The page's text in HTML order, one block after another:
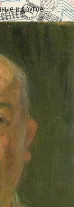
и другое.